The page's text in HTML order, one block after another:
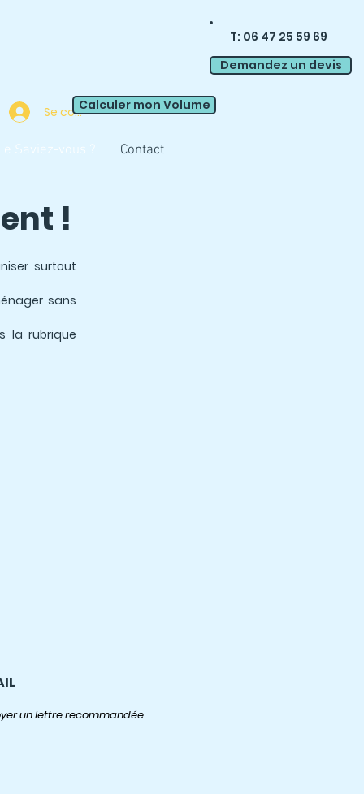
T: 06 47 25 59 69
Demandez un devis
Se connecter
Calculer mon Volume
Saviez-vous ? Contact
!
surtout
sans
la rubrique
un lettre recommandée